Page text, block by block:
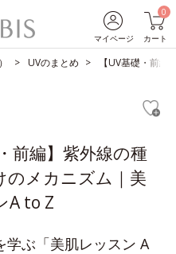
マイページ
0
カート
UVのまとめ 【UV基礎・前
前編】紫外線の種
のメカニズム｜美
A to Z
学ぶ「美肌レッスン A